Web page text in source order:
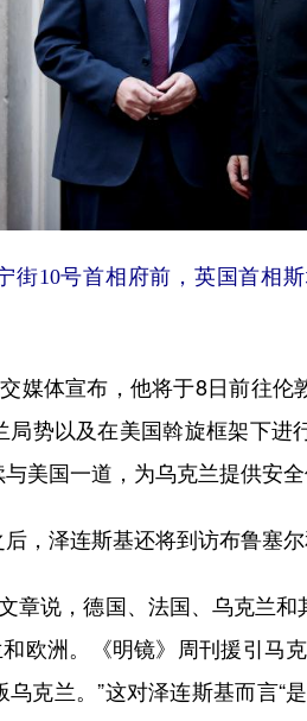
街10号首相府前，英国首相
体宣布，他将于8日前往伦
势以及在美国斡旋框架下进
美国一道，为乌克兰提供安全
泽连斯基还将到访布鲁塞尔
说，德国、法国、乌克兰和
欧洲。《明镜》周刊援引马
克兰。”这对泽连斯基而言“